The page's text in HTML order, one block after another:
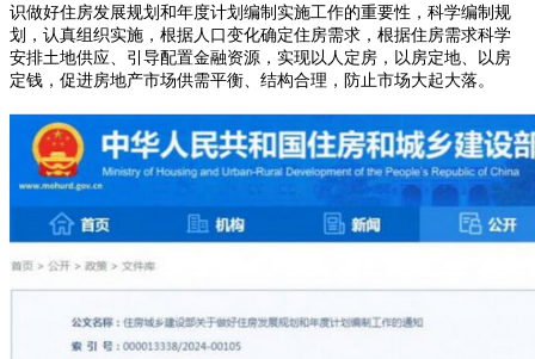
识做好住房发展规划和年度计划编制实施工作的重要性，科学编制规
划，认真组织实施，根据人口变化确定住房需求，根据住房需求科学
安排土地供应、引导配置金融资源，实现以人定房，以房定地、以房
定钱，促进房地产市场供需平衡、结构合理，防止市场大起大落。